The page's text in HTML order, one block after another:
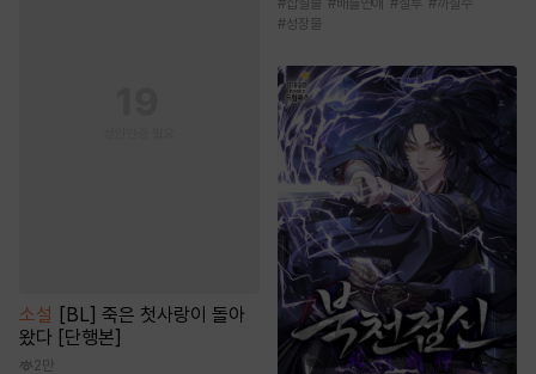
소설 [BL] 죽은 첫사랑이 돌아
왔다 [단행본]
2만
#삽질물 #배틀연애 #질투 #까칠수
#성장물